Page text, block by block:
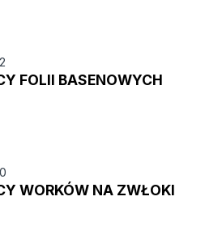
FOLII BASENOWYCH
WORKÓW NA ZWŁOKI